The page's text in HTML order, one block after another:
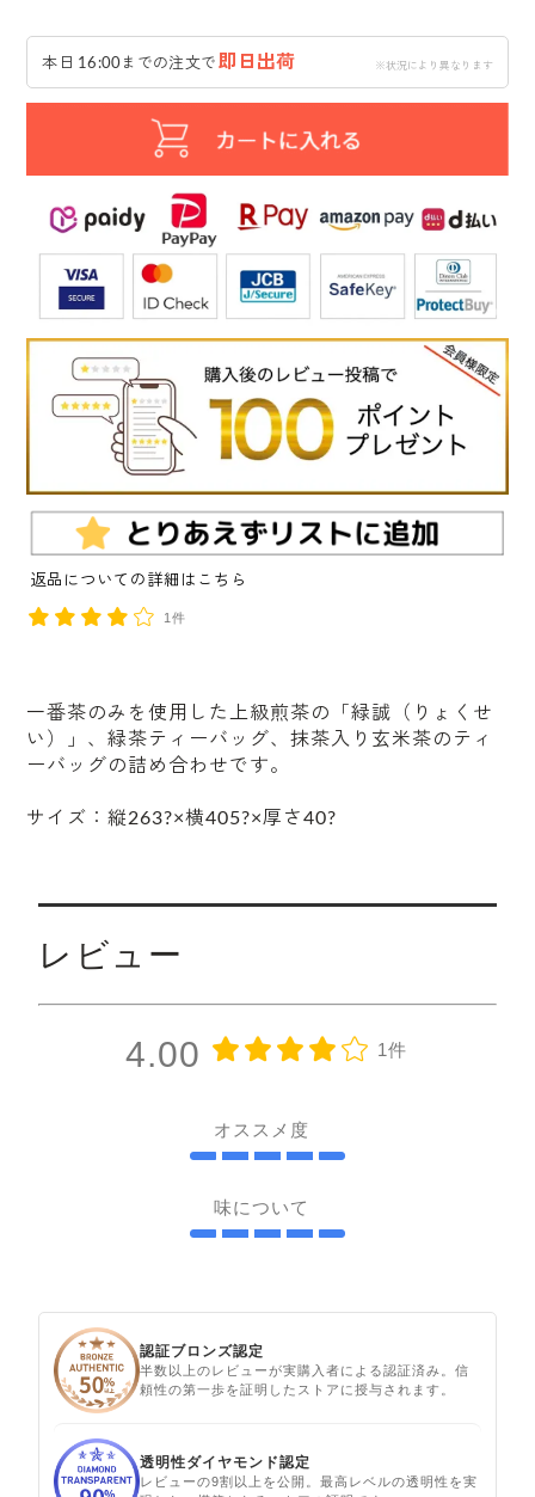
本日 16:00までの注文で 即日出荷
返品についての詳細はこちら
1件
一番茶のみを使用した上級煎茶の「緑誠（りょくせ
い）」、緑茶ティーバッグ、抹茶入り玄米茶のティ
ーバッグの詰め合わせです。
サイズ：縦263?×横405?×厚さ40?
レビュー
4.00 1件
オススメ度
味について
認証ブロンズ認定
半数以上のレビューが実購入者による認証済み。信
頼性の第一歩を証明したストアに授与されます。
透明性ダイヤモンド認定
レビューの9割以上を公開。最高レベルの透明性を実